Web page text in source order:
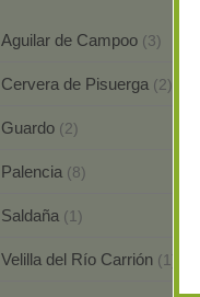
Aguilar de Campoo (3)
Cervera de Pisuerga (2)
Guardo (2)
Palencia (8)
Saldaña (1)
Velilla del Río Carrión (1)